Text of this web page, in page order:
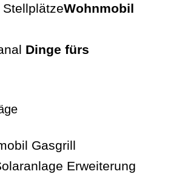
Wohnmobil
Dinge fürs
Gasgrill
Erweiterung